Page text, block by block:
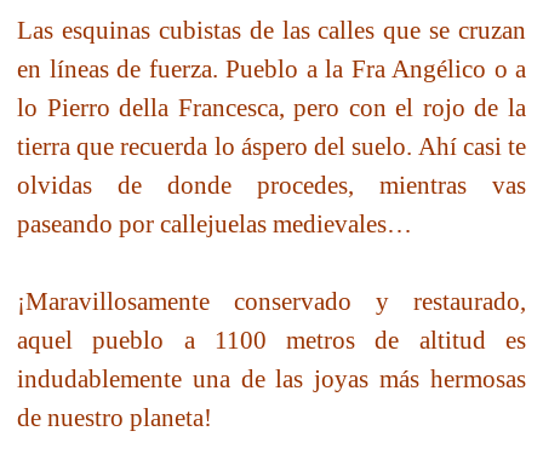
Las esquinas cubistas de las calles que se cruzan
en líneas de fuerza. Pueblo a la Fra Angélico o a
lo Pierro della Francesca, pero con el rojo de la
tierra que recuerda lo áspero del suelo. Ahí casi te
olvidas de donde procedes, mientras vas
paseando por callejuelas medievales…
¡Maravillosamente conservado y restaurado,
aquel pueblo a 1100 metros de altitud es
indudablemente una de las joyas más hermosas
de nuestro planeta!